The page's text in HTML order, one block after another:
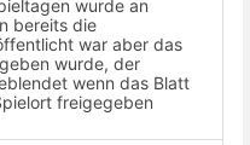
wurde an
bereits die
war aber das
wurde, der
wenn das Blatt
freigegeben